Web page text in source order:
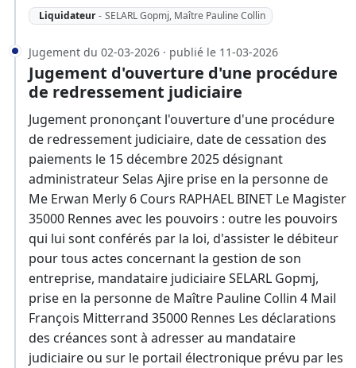
Liquidateur - SELARL Gopmj, Maître Pauline Collin
Jugement du 02-03-2026 · publié le 11-03-2026
Jugement d'ouverture d'une procédure
de redressement judiciaire
Jugement prononçant l'ouverture d'une procédure
de redressement judiciaire, date de cessation des
paiements le 15 décembre 2025 désignant
administrateur Selas Ajire prise en la personne de
Me Erwan Merly 6 Cours RAPHAEL BINET Le Magister
35000 Rennes avec les pouvoirs : outre les pouvoirs
qui lui sont conférés par la loi, d'assister le débiteur
pour tous actes concernant la gestion de son
entreprise, mandataire judiciaire SELARL Gopmj,
prise en la personne de Maître Pauline Collin 4 Mail
François Mitterrand 35000 Rennes Les déclarations
des créances sont à adresser au mandataire
judiciaire ou sur le portail électronique prévu par les